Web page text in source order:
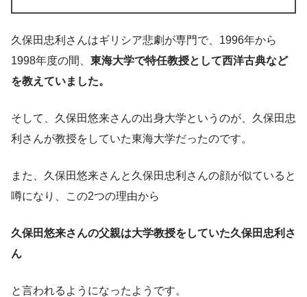
久保田忠利さんはギリシア悲劇が専門で、1996年から
1998年度の間、 東海大学で特任教授として西洋古典など
を教えていました。
そして、久保田悠来さんの出身大学というのが、久保田忠
利さんが教授をしていた東海大学だったのです。
また、久保田悠来さんと久保田忠利さんの顔が似ていると
噂になり、この2つの理由から
久保田悠来さんの父親は大学教授をしていた久保田忠利さ
ん
と言われるようになったようです。